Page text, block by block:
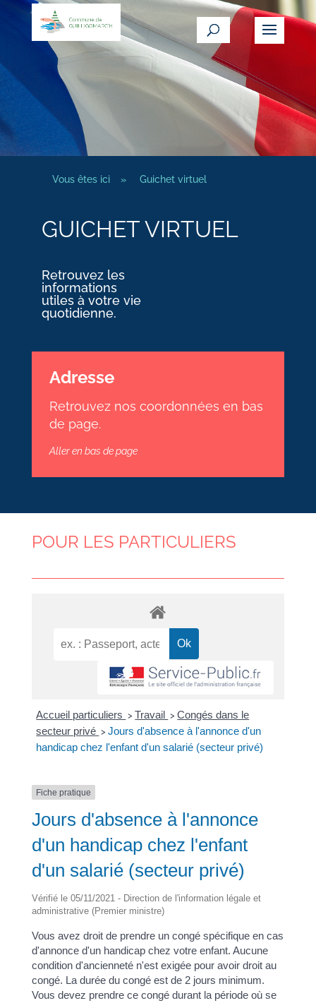
Vous êtes ici » Guichet virtuel
GUICHET VIRTUEL
Retrouvez les
informations
utiles à votre vie
quotidienne.
Adresse
Retrouvez nos coordonnées en bas
de page.
Aller en bas de page
POUR LES PARTICULIERS
Accueil particuliers > Travail > Congés dans le
secteur privé > Jours d'absence à l'annonce d'un
handicap chez l'enfant d'un salarié (secteur privé)
Fiche pratique
Jours d'absence à l'annonce
d'un handicap chez l'enfant
d'un salarié (secteur privé)
Vérifié le 05/11/2021 - Direction de l'information légale et
administrative (Premier ministre)
Vous avez droit de prendre un congé spécifique en cas
d'annonce d'un handicap chez votre enfant. Aucune
condition d'ancienneté n'est exigée pour avoir droit au
congé. La durée du congé est de 2 jours minimum.
Vous devez prendre ce congé durant la période où se